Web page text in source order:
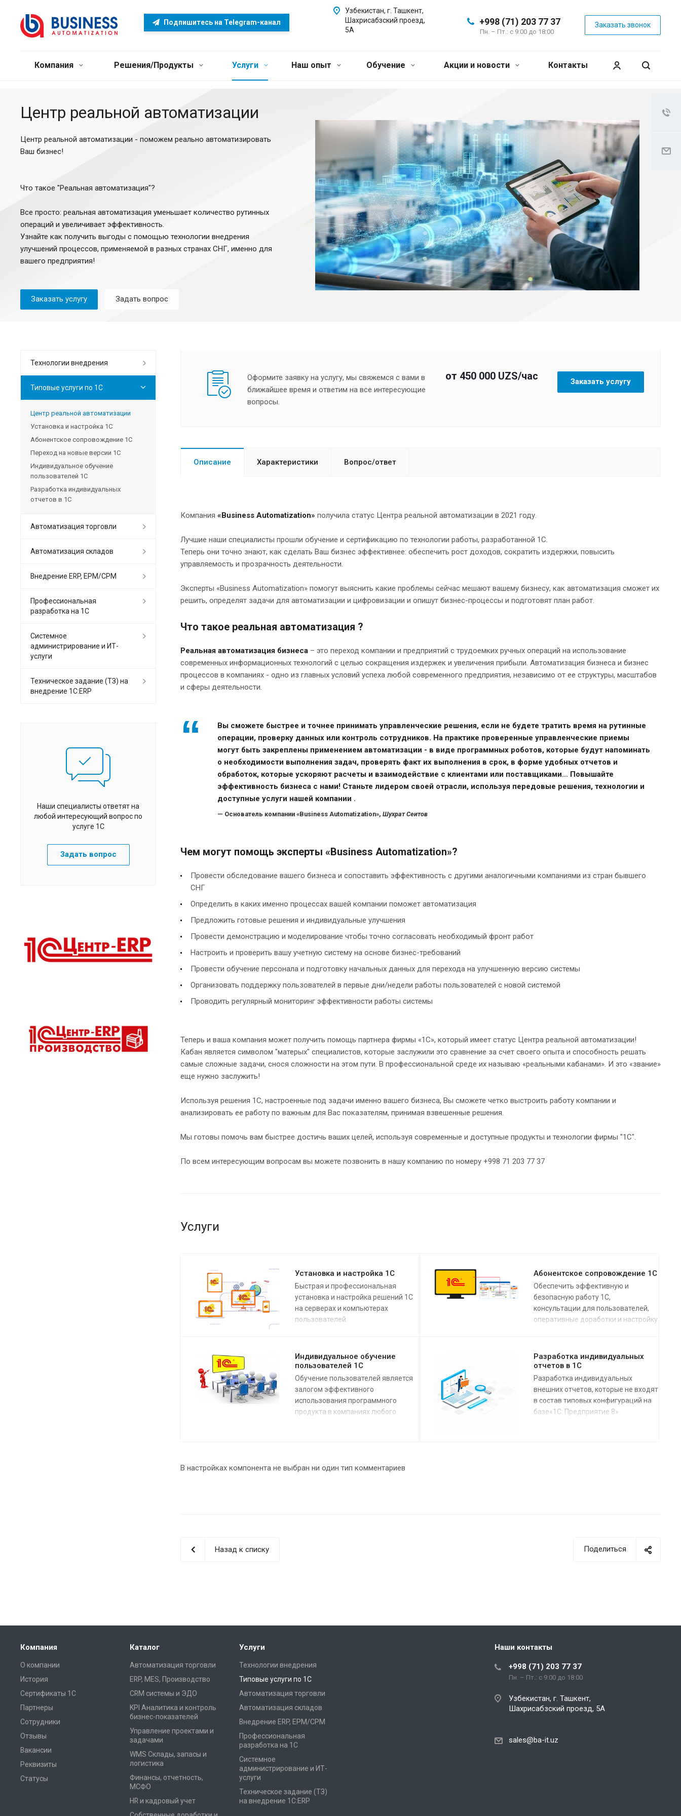
Подпишитесь на Telegram-канал +998 (71) 203 77 37
Пн. – Пт.: с 9:00 до 18:00
Заказать звонок
Узбекистан, г. Ташкент,
Шахрисабзский проезд,
5А
Компания Решения/Продукты Услуги Наш опыт Обучение Акции и новости Контакты
Центр реальной автоматизации
Центр реальной автоматизации - поможем реально автоматизировать
Ваш бизнес!
Что такое "Реальная автоматизация"?
Все просто: реальная автоматизация уменьшает количество рутинных
операций и увеличивает эффективность.
Узнайте как получить выгоды с помощью технологии внедрения
улучшений процессов, применяемой в разных странах СНГ, именно для
вашего предприятия!
Заказать услугу Задать вопрос
от 450 000 UZS/час
Оформите заявку на услугу, мы свяжемся с вами в
ближайшее время и ответим на все интересующие
вопросы.
Заказать услугу
Описание Характеристики Вопрос/ответ
Компания «Business Automatization» получила статус Центра реальной автоматизации в 2021 году.
Лучшие наши специалисты прошли обучение и сертификацию по технологии работы, разработанной 1С.
Теперь они точно знают, как сделать Ваш бизнес эффективнее: обеспечить рост доходов, сократить издержки, повысить
управляемость и прозрачность деятельности.
Эксперты «Business Automatization» помогут выяснить какие проблемы сейчас мешают вашему бизнесу, как автоматизация сможет их
решить, определят задачи для автоматизации и цифровизации и опишут бизнес-процессы и подготовят план работ.
Что такое реальная автоматизация ?
Реальная автоматизация бизнеса – это переход компании и предприятий с трудоемких ручных операций на использование
современных информационных технологий с целью сокращения издержек и увеличения прибыли. Автоматизация бизнеса и бизнес
процессов в компаниях - одно из главных условий успеха любой современного предприятия, независимо от ее структуры, масштабов
и сферы деятельности.
Вы сможете быстрее и точнее принимать управленческие решения, если не будете тратить время на рутинные
операции, проверку данных или контроль сотрудников. На практике проверенные управленческие приемы
могут быть закреплены применением автоматизации - в виде программных роботов, которые будут напоминать
о необходимости выполнения задач, проверять факт их выполнения в срок, в форме удобных отчетов и
обработок, которые ускоряют расчеты и взаимодействие с клиентами или поставщиками... Повышайте
эффективность бизнеса с нами! Станьте лидером своей отрасли, используя передовые решения, технологии и
доступные услуги нашей компании .
Основатель компании «Business Automatization», Шухрат Сеитов
Чем могут помощь эксперты «Business Automatization»?
Провести обследование вашего бизнеса и сопоставить эффективность с другими аналогичными компаниями из стран бывшего
СНГ
Определить в каких именно процессах вашей компании поможет автоматизация
Предложить готовые решения и индивидуальные улучшения
Провести демонстрацию и моделирование чтобы точно согласовать необходимый фронт работ
Настроить и проверить вашу учетную систему на основе бизнес-требований
Провести обучение персонала и подготовку начальных данных для перехода на улучшенную версию системы
Организовать поддержку пользователей в первые дни/недели работы пользователей с новой системой
Проводить регулярный мониторинг эффективности работы системы
Теперь и ваша компания может получить помощь партнера фирмы «1С», который имеет статус Центра реальной автоматизации!
Кабан является символом "матерых" специалистов, которые заслужили это сравнение за счет своего опыта и способность решать
самые сложные задачи, снося сложности на этом пути. В профессиональной среде их называю «реальными кабанами». И это «звание»
еще нужно заслужить!
Используя решения 1C, настроенные под задачи именно вашего бизнеса, Вы сможете четко выстроить работу компании и
анализировать ее работу по важным для Вас показателям, принимая взвешенные решения.
Мы готовы помочь вам быстрее достичь ваших целей, используя современные и доступные продукты и технологии фирмы "1С".
По всем интересующим вопросам вы можете позвонить в нашу компанию по номеру +998 71 203 77 37
Услуги
Установка и настройка 1С
Быстрая и профессиональная
установка и настройка решений 1С
на серверах и компьютерах
пользователей
Абонентское сопровождение 1С
Обеспечить эффективную и
безопасную работу 1С,
консультации для пользователей,
оперативные доработки и настройку
Индивидуальное обучение
пользователей 1С
Обучение пользователей является
залогом эффективного
использования программного
продукта в компаниях любого
удаленных видеокурсов, до
Разработка индивидуальных
отчетов в 1С
Разработка индивидуальных
внешних отчетов, которые не входят
в состав типовых конфигураций на
базе«1С: Предприятие 8»
В настройках компонента не выбран ни один тип комментариев
Поделиться
Назад к списку
Технологии внедрения
Типовые услуги по 1С
Центр реальной автоматизации
Установка и настройка 1С
Абонентское сопровождение 1С
Переход на новые версии 1С
Индивидуальное обучение
пользователей 1С
Разработка индивидуальных
отчетов в 1С
Автоматизация торговли
Автоматизация складов
Внедрение ERP, EPM/CPM
Профессиональная
разработка на 1С
Системное
администрирование и ИТ-
услуги
Техническое задание (ТЗ) на
внедрение 1С:ERP
Наши специалисты ответят на
любой интересующий вопрос по
услуге 1С
Задать вопрос
Компания
О компании
История
Сертификаты 1С
Партнеры
Сотрудники
Отзывы
Вакансии
Реквизиты
Статусы
Каталог
Автоматизация торговли
ERP, MES, Производство
CRM системы и ЭДО
KPI Аналитика и контроль
бизнес-показателей
Управление проектами и
задачами
WMS Склады, запасы и
логистика
Финансы, отчетность,
МСФО
HR и кадровый учет
Услуги
Технологии внедрения
Типовые услуги по 1С
Автоматизация торговли
Автоматизация складов
Внедрение ERP, EPM/CPM
Профессиональная
разработка на 1С
Системное
администрирование и ИТ-
услуги
Техническое задание (ТЗ)
на внедрение 1С:ERP
Наши контакты
+998 (71) 203 77 37
Пн. – Пт.: с 9:00 до 18:00
Узбекистан, г. Ташкент,
Шахрисабзский проезд, 5А
sales@ba-it.uz